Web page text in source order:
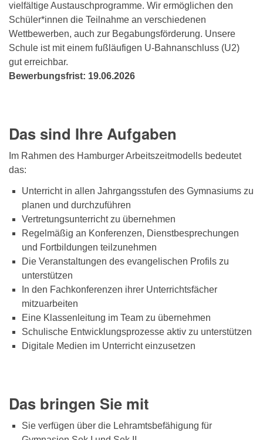
vielfältige Austauschprogramme. Wir ermöglichen den
Schüler*innen die Teilnahme an verschiedenen
Wettbewerben, auch zur Begabungsförderung. Unsere
Schule ist mit einem fußläufigen U-Bahnanschluss (U2)
gut erreichbar.
Bewerbungsfrist: 19.06.2026
Das sind Ihre Aufgaben
Im Rahmen des Hamburger Arbeitszeitmodells bedeutet
das:
Unterricht in allen Jahrgangsstufen des Gymnasiums zu
planen und durchzuführen
Vertretungsunterricht zu übernehmen
Regelmäßig an Konferenzen, Dienstbesprechungen
und Fortbildungen teilzunehmen
Die Veranstaltungen des evangelischen Profils zu
unterstützen
In den Fachkonferenzen ihrer Unterrichtsfächer
mitzuarbeiten
Eine Klassenleitung im Team zu übernehmen
Schulische Entwicklungsprozesse aktiv zu unterstützen
Digitale Medien im Unterricht einzusetzen
Das bringen Sie mit
Sie verfügen über die Lehramtsbefähigung für